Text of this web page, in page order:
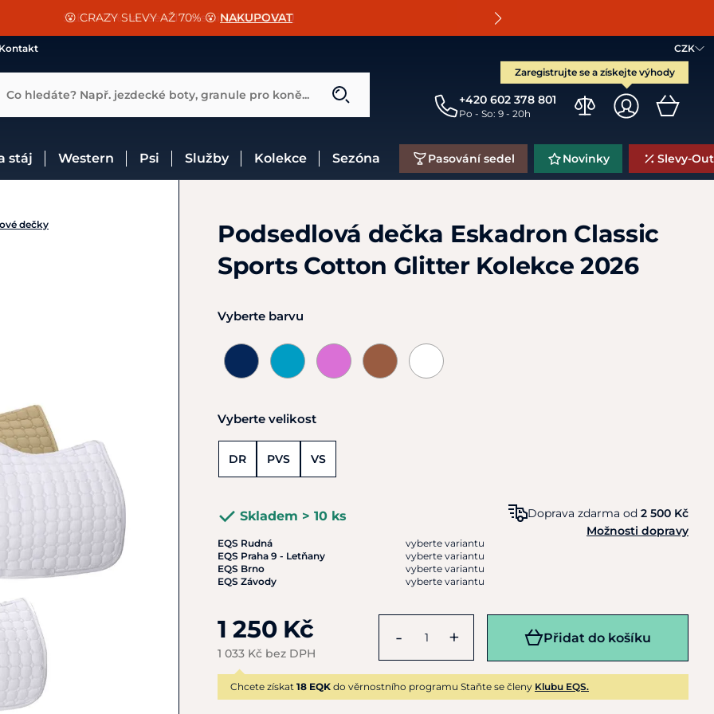
SLEVA 13% na vše od Cassini! CHCI SLEVU
😮 CRAZY SLEVY AŽ 70% 😮 NAKUPOVAT
a doplňky k vybraným sedlům ZDARMA 🐴
CZK
Zaregistrujte se a získejte výhody
+420 602 378 801
Po - So: 9 - 20h
Co hledáte? Např. jezdecké boty, granule pro koně...
stáj Western Psi Služby Kolekce Sezóna Pasování sedel Novinky Slevy-
dečky
Podsedlová dečka Eskadron Classic
Sports Cotton Glitter Kolekce 2026
Vyberte barvu
Vyberte velikost
DR PVS VS
Skladem > 10 ks
EQS Rudná
vyberte variantu
EQS Praha 9 - Letňany
vyberte variantu
EQS Brno
vyberte variantu
EQS Závody
vyberte variantu
Doprava zdarma od 2 500 Kč
Možnosti dopravy
1 250 Kč
1 033 Kč bez DPH
- + Přidat do košíku
Chcete získat 18 EQK do věrnostního programu Staňte se členy Klubu EQS.